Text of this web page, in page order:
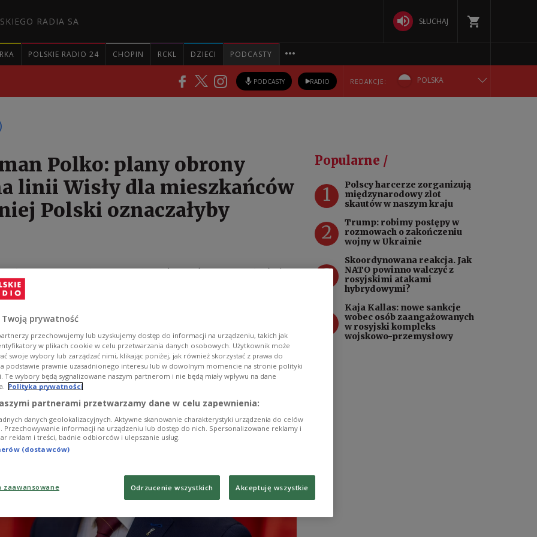
RADIA SA SŁUCHAJ
POLSKIE RADIO 24 CHOPIN RCKL DZIECI PODCASTY
PODCASTY RADIO REDAKCJE: POLSKA
РУССКИЙ
УКРАЇНСЬКА
Polko: plany obrony
linii Wisły dla mieszkańców
Polski oznaczałyby
od linii Wisły oznaczałyby śmierć dla mieszkańców
i całkowite zniszczenie znajdującej się tam
gen. Roman Polko. Dowódca dodał, że u
leżało likwidowanie jednostek wojskowych i
Wojska Polskiego.
Popularne /
1
Polscy harcerze zorganizują
międzynarodowy zlot
skautów w naszym kraju
2
Trump: robimy postępy w
rozmowach o zakończeniu
wojny w Ukrainie
3
Skoordynowana reakcja. Jak
NATO powinno walczyć z
rosyjskimi atakami
hybrydowymi?
Kaja Kallas: nowe sankcje
wobec osób zaangażowanych
w rosyjski kompleks
wojskowo-przemysłowy
Twoją prywatność
przechowujemy lub uzyskujemy dostęp do informacji na urządzeniu, takich jak
w plikach cookie w celu przetwarzania danych osobowych. Użytkownik może
swoje wybory lub zarządzać nimi, klikając poniżej, jak również skorzystać z prawa do
podstawie prawnie uzasadnionego interesu lub w dowolnym momencie na stronie polityki
Te wybory będą sygnalizowane naszym partnerom i nie będą miały wpływu na dane
Polityka prywatności
partnerami przetwarzamy dane w celu zapewnienia:
danych geolokalizacyjnych. Aktywne skanowanie charakterystyki urządzenia do celów
Przechowywanie informacji na urządzeniu lub dostęp do nich. Spersonalizowane reklamy i
reklam i treści, badnie odbiorców i ulepszanie usług.
(dostawców)
zaawansowane Odrzucenie wszystkich Akceptuję wszystkie